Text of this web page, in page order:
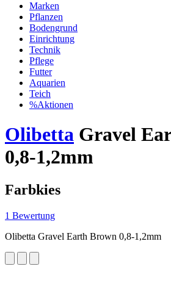
Marken
Pflanzen
Bodengrund
Einrichtung
Technik
Pflege
Futter
Aquarien
Teich
%Aktionen
Olibetta Gravel
0,8-1,2mm
Farbkies
1 Bewertung
Olibetta Gravel Earth Brown 0,8-1,2mm